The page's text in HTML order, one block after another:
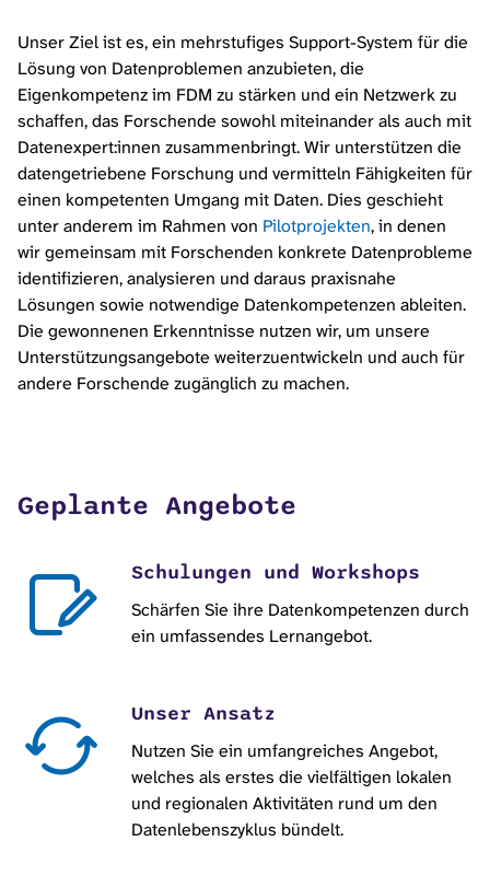
Unser Ziel ist es, ein mehrstufiges Support-System für die
Lösung von Datenproblemen anzubieten, die
Eigenkompetenz im FDM zu stärken und ein Netzwerk zu
schaffen, das Forschende sowohl miteinander als auch mit
Datenexpert:innen zusammenbringt. Wir unterstützen die
datengetriebene Forschung und vermitteln Fähigkeiten für
einen kompetenten Umgang mit Daten. Dies geschieht
unter anderem im Rahmen von Pilotprojekten, in denen
wir gemeinsam mit Forschenden konkrete Datenprobleme
identifizieren, analysieren und daraus praxisnahe
Lösungen sowie notwendige Datenkompetenzen ableiten.
Die gewonnenen Erkenntnisse nutzen wir, um unsere
Unterstützungsangebote weiterzuentwickeln und auch für
andere Forschende zugänglich zu machen.
Geplante Angebote
Schulungen und Workshops
Schärfen Sie ihre Datenkompetenzen durch
ein umfassendes Lernangebot.
Unser Ansatz
Nutzen Sie ein umfangreiches Angebot,
welches als erstes die vielfältigen lokalen
und regionalen Aktivitäten rund um den
Datenlebenszyklus bündelt.